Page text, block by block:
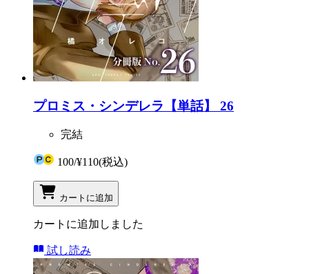
プロミス・シンデレラ【単話】 26
完結
100/¥110(税込)
カートに追加
カートに追加しました
試し読み